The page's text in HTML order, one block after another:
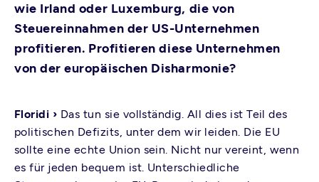
wie Irland oder Luxemburg, die von
Steuereinnahmen der US-Unternehmen
profitieren. Profitieren diese Unternehmen
von der europäischen Disharmonie?
Floridi › Das tun sie vollständig. All dies ist Teil des
politischen Defizits, unter dem wir leiden. Die EU
sollte eine echte Union sein. Nicht nur vereint, wenn
es für jeden bequem ist. Unterschiedliche